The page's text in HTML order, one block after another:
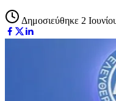
Δημοσιεύθηκε 2